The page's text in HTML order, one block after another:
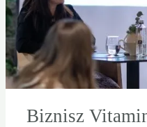
Biznisz
–
RMKT
Kovászna